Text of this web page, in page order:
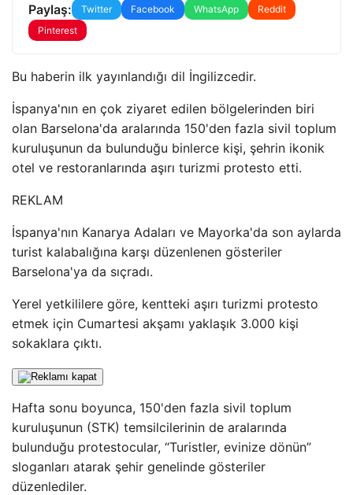
Paylaş: Twitter Facebook WhatsApp
Reddit
Pinterest
Bu haberin ilk yayınlandığı dil İngilizcedir.
İspanya'nın en çok ziyaret edilen bölgelerinden biri
olan Barselona'da aralarında 150'den fazla sivil toplum
kuruluşunun da bulunduğu binlerce kişi, şehrin ikonik
otel ve restoranlarında aşırı turizmi protesto etti.
REKLAM
İspanya'nın Kanarya Adaları ve Mayorka'da son aylarda
turist kalabalığına karşı düzenlenen gösteriler
Barselona'ya da sıçradı.
Yerel yetkililere göre, kentteki aşırı turizmi protesto
etmek için Cumartesi akşamı yaklaşık 3.000 kişi
sokaklara çıktı.
Hafta sonu boyunca, 150'den fazla sivil toplum
kuruluşunun (STK) temsilcilerinin de aralarında
bulunduğu protestocular, “Turistler, evinize dönün”
sloganları atarak şehir genelinde gösteriler
düzenlediler.